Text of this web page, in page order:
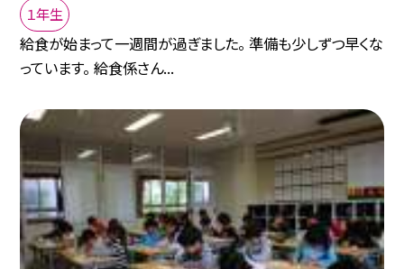
１年生
給食が始まって一週間が過ぎました。 準備も少しずつ早くな
っています。 給食係さん...